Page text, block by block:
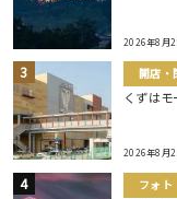
2026年8月2
開店・
くずは
2026年8月2
フォト